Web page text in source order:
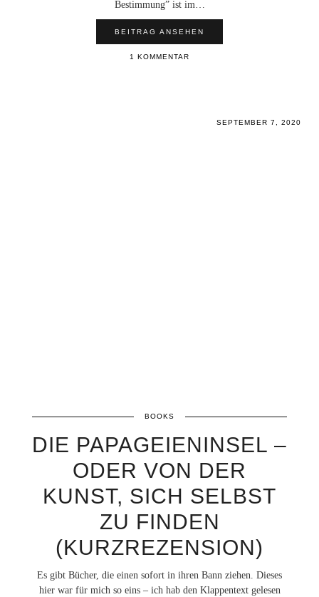
Bestimmung” ist im…
BEITRAG ANSEHEN
1 KOMMENTAR
SEPTEMBER 7, 2020
BOOKS
DIE PAPAGEIENINSEL –
ODER VON DER
KUNST, SICH SELBST
ZU FINDEN
(KURZREZENSION)
Es gibt Bücher, die einen sofort in ihren Bann ziehen. Dieses
hier war für mich so eins – ich hab den Klappentext gelesen